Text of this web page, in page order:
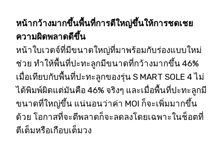
หน้ากว้างมากขึ้นพื้นที่การตีใหญ่ขึ้นให้การชดเชย
ความผิดพลาดดีขึ้น
หน้าใบเวดจ์ที่มีขนาดใหญ่ที่มาพร้อมกับร่องแบบใหม่
ช่วย ทำให้พื้นที่ปะทะลูกมีขนาดที่กว้างมากขึ้น 46%
เมื่อเทียบกับพื้นที่ปะทะลูกของรุ่น S MART SOLE 4 ไม่
ได้พิมพ์ผิดแต่มันคือ 46% จริงๆ และเมื่อพื้นที่ปะทะลูกมี
ขนาดที่ใหญ่ขึ้น แน่นอนว่าค่า MOI ก็จะเพิ่มมากขึ้น
ด้วย โอกาสที่จะตีพลาดก็จะลดลงโดยเฉพาะในช็อตที่
ตีเต็มหรือเกือบเต็มวง